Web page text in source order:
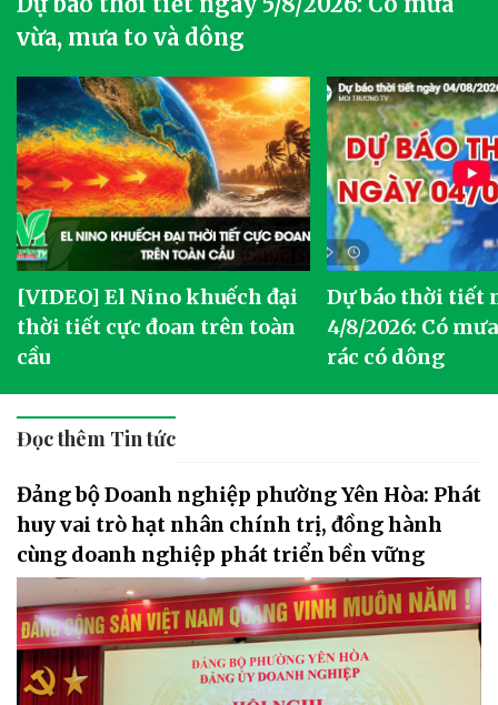
vừa, mưa to và dông
[VIDEO] El Nino khuếch đại
thời tiết cực đoan trên toàn
cầu
Dự báo thời tiết
4/8/2026: Có
rác có dông
Đọc thêm Tin tức
Đảng bộ Doanh nghiệp phường Yên Hòa: Phát
huy vai trò hạt nhân chính trị, đồng hành
cùng doanh nghiệp phát triển bền vững